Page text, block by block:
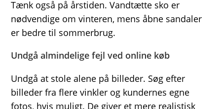
Tænk også på årstiden. Vandtætte sko er
nødvendige om vinteren, mens åbne sandaler
er bedre til sommerbrug.
Undgå almindelige fejl ved online køb
Undgå at stole alene på billeder. Søg efter
billeder fra flere vinkler og kundernes egne
fotos, hvis muligt. De giver et mere realistisk